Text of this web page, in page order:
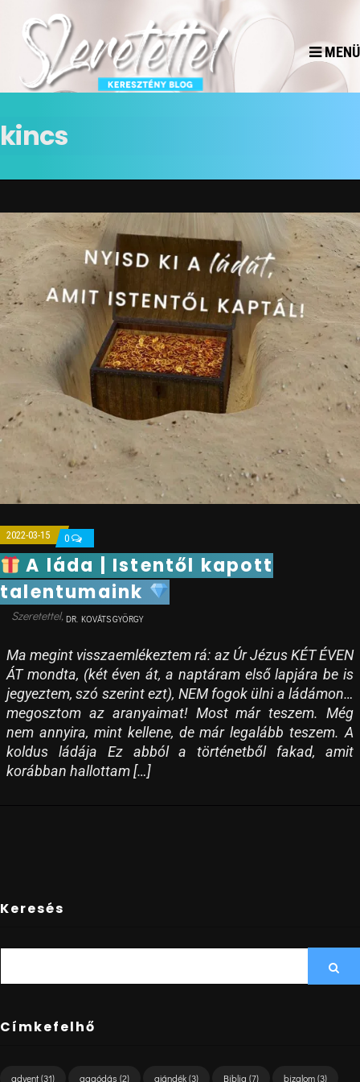
MENÜ
kincs
2022-03-15 0
A láda | Istentől kapott
talentumaink
DR. KOVÁTS GYÖRGY
Ma megint visszaemlékeztem rá: az Úr Jézus KÉT ÉVEN
ÁT mondta, (két éven át, a naptáram első lapjára be is
jegyeztem, szó szerint ezt), NEM fogok ülni a ládámon…
megosztom az aranyaimat! Most már teszem. Még
nem annyira, mint kellene, de már legalább teszem. A
koldus ládája Ez abból a történetből fakad, amit
korábban hallottam […]
Keresés
Címkefelhő
advent(31) aggódás (2) ajándék(3) Biblia (7) bizalom(3)